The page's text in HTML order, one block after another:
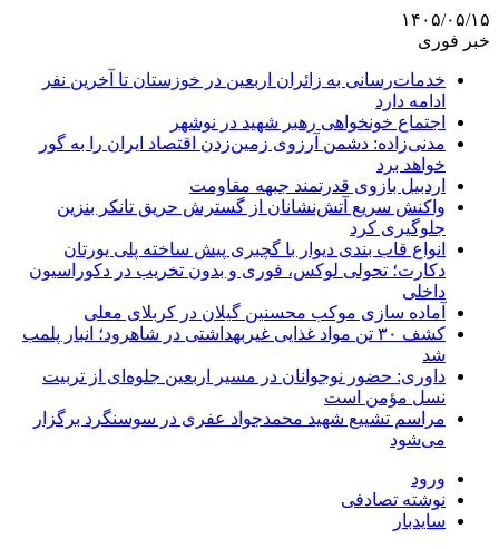
۱۴۰۵/۰۵/۱۵
خبر فوری
خدمات‌رسانی به زائران اربعین در خوزستان تا آخرین نفر
ادامه دارد
اجتماع خونخواهی رهبر شهید در نوشهر
مدنی‌زاده: دشمن آرزوی زمین‌زدن اقتصاد ایران را به گور
خواهد برد
اردبیل بازوی قدرتمند جبهه مقاومت
واکنش سریع آتش‌نشانان از گسترش حریق تانکر بنزین
جلوگیری کرد
انواع قاب بندی دیوار با گچبری پیش ساخته پلی یورتان
دکارت؛ تحولی لوکس، فوری و بدون تخریب در دکوراسیون
داخلی
آماده سازی موکب محسنین گیلان در کربلای معلی
کشف ۳۰ تن مواد غذایی غیربهداشتی در شاهرود؛ انبار پلمب
شد
داوری: حضور نوجوانان در مسیر اربعین جلوه‌ای از تربیت
نسل مؤمن است
مراسم تشییع شهید محمدجواد عفری در سوسنگرد برگزار
می‌شود
ورود
نوشته تصادفی
سایدبار